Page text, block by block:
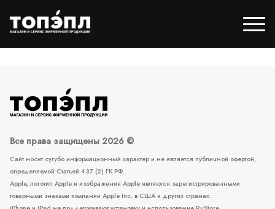
Все права защищены 2026 ©
Сайт носит сугубо информационный характер и не является публичной офертой,
определяемой Статьей 437 (2) ГК РФ.
Apple, логотип Apple и изображения Apple являются зарегистрированными
товарными знаками компании Apple Inc. в США и других странах.